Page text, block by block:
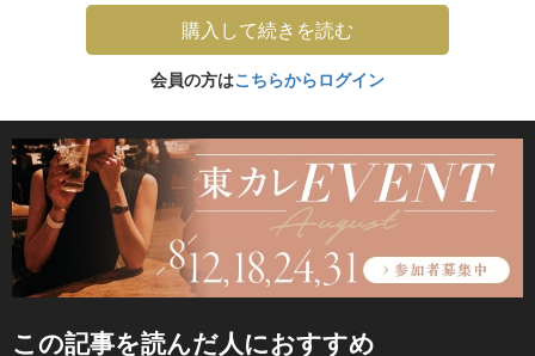
購入して続きを読む
会員の方はこちらからログイン
この記事を読んだ人におすすめ